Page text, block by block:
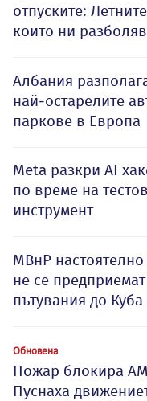
отпуските:
които ни
Албания
най-остарелите
паркове в Европа
Meta разкри AI
по време на
инструмент
МВнР настоятелно
не се
пътувания до Куба
Обновена
Пожар блокира АМ
Пуснаха